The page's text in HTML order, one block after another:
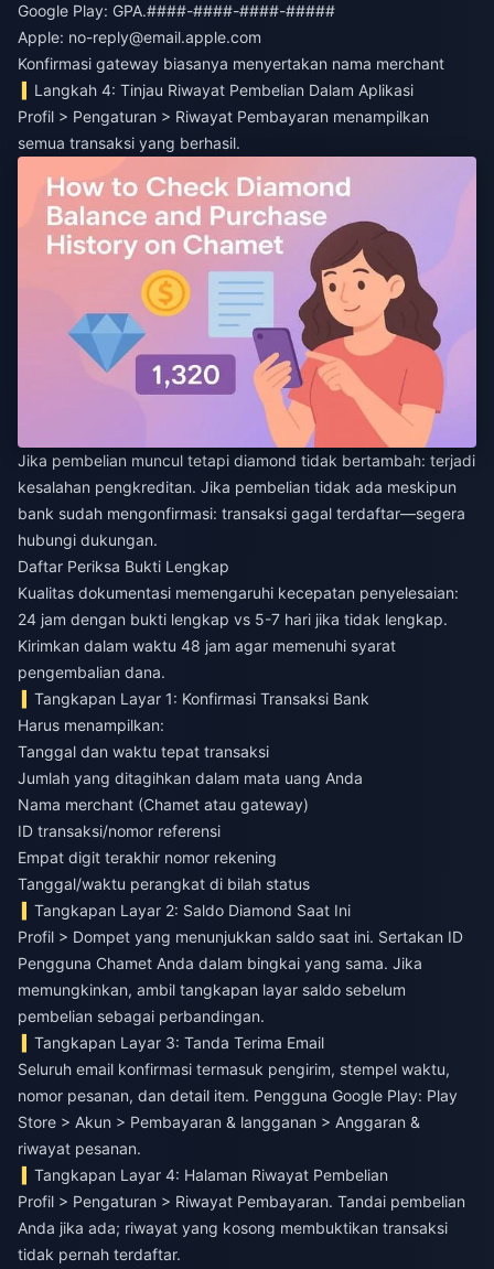
Google Play: GPA.####-####-####-#####
Apple: no-reply@email.apple.com
Konfirmasi gateway biasanya menyertakan nama merchant
Langkah 4: Tinjau Riwayat Pembelian Dalam Aplikasi
Profil > Pengaturan > Riwayat Pembayaran menampilkan
semua transaksi yang berhasil.
Jika pembelian muncul tetapi diamond tidak bertambah: terjadi
kesalahan pengkreditan. Jika pembelian tidak ada meskipun
bank sudah mengonfirmasi: transaksi gagal terdaftar—segera
hubungi dukungan.
Daftar Periksa Bukti Lengkap
Kualitas dokumentasi memengaruhi kecepatan penyelesaian:
24 jam dengan bukti lengkap vs 5-7 hari jika tidak lengkap.
Kirimkan dalam waktu 48 jam agar memenuhi syarat
pengembalian dana.
Tangkapan Layar 1: Konfirmasi Transaksi Bank
Harus menampilkan:
Tanggal dan waktu tepat transaksi
Jumlah yang ditagihkan dalam mata uang Anda
Nama merchant (Chamet atau gateway)
ID transaksi/nomor referensi
Empat digit terakhir nomor rekening
Tanggal/waktu perangkat di bilah status
Tangkapan Layar 2: Saldo Diamond Saat Ini
Profil > Dompet yang menunjukkan saldo saat ini. Sertakan ID
Pengguna Chamet Anda dalam bingkai yang sama. Jika
memungkinkan, ambil tangkapan layar saldo sebelum
pembelian sebagai perbandingan.
Tangkapan Layar 3: Tanda Terima Email
Seluruh email konfirmasi termasuk pengirim, stempel waktu,
nomor pesanan, dan detail item. Pengguna Google Play: Play
Store > Akun > Pembayaran & langganan > Anggaran &
riwayat pesanan.
Tangkapan Layar 4: Halaman Riwayat Pembelian
Profil > Pengaturan > Riwayat Pembayaran. Tandai pembelian
Anda jika ada; riwayat yang kosong membuktikan transaksi
tidak pernah terdaftar.